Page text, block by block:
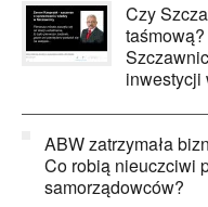
Czy
inwestycji
ABW zatrzymała
Co robią nieuczciwi
samorządowców?